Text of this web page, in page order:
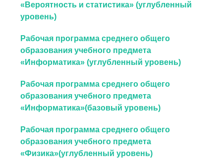
«Вероятность и статистика» (углубленный
уровень)
Рабочая программа среднего общего
образования учебного предмета
«Информатика» (углубленный уровень)
Рабочая программа среднего общего
образования учебного предмета
«Информатика»(базовый уровень)
Рабочая программа среднего общего
образования учебного предмета
«Физика»(углубленный уровень)